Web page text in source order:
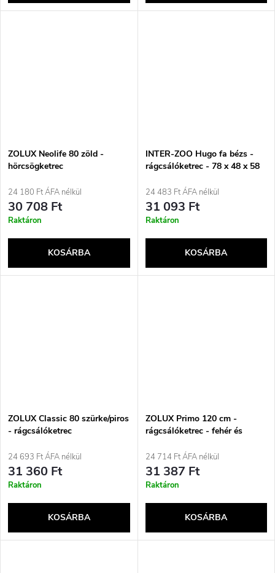
ZOLUX Neolife 80 zöld -
hörcsögketrec
24 180 Ft ÁFA nélkül
30 708 Ft
Raktáron
KOSÁRBA
INTER-ZOO Hugo fa bézs -
rágcsálóketrec - 78 x 48 x 58
24 483 Ft ÁFA nélkül
31 093 Ft
Raktáron
KOSÁRBA
ZOLUX Classic 80 szürke/piros
- rágcsálóketrec
24 693 Ft ÁFA nélkül
31 360 Ft
Raktáron
KOSÁRBA
ZOLUX Primo 120 cm -
rágcsálóketrec - fehér és
24 714 Ft ÁFA nélkül
31 387 Ft
Raktáron
KOSÁRBA